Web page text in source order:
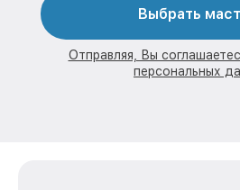
Выбрать
Отправляя, Вы
персональных